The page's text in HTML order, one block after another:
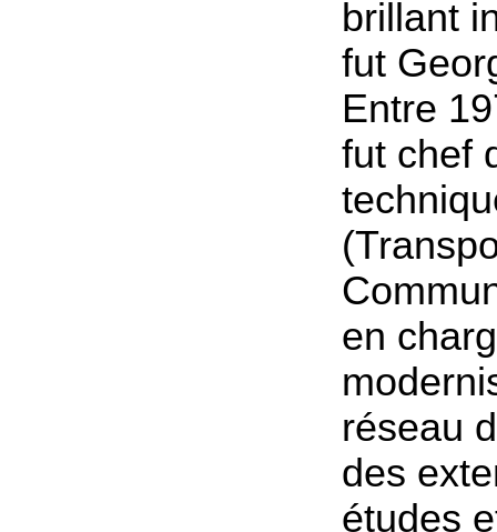
brillant
fut
Entre
fut chef
en
réseau
des
études